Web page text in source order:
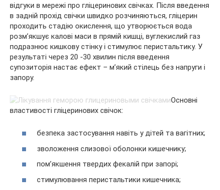
відгуки в мережі про гліцеринових свічках. Після введення
в задній прохід свічки швидко розчиняються, гліцерин
проходить стадію окислення, що утворюється вода
розм’якшує калові маси в прямій кишці, вуглекислий газ
подразнює кишкову стінку і стимулює перистальтику. У
результаті через 20 -30 хвилин після введення
супозиторія настає ефект – м’який стілець без напруги і
запору.
Основні
властивості гліцеринових свічок:
безпека застосування навіть у дітей та вагітних;
зволоження слизової оболонки кишечнику;
пом’якшення твердих фекалій при запорі;
стимулювання перистальтики кишечника;